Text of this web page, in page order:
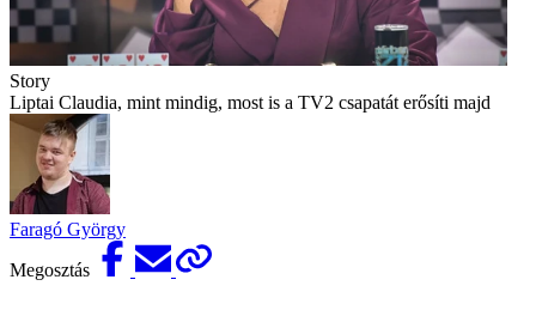
Story
Liptai Claudia, mint mindig, most is a TV2 csapatát erősíti majd
Faragó György
Megosztás